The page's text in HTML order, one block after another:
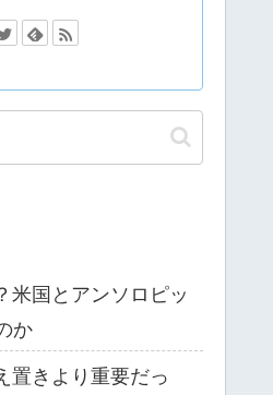
米国とアンソロピッ
か
置きより重要だっ